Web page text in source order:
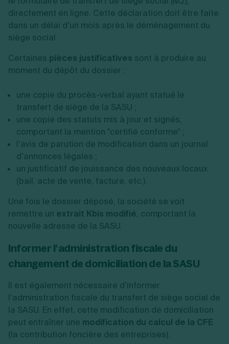
directement en ligne. Cette déclaration doit être faite
dans un délai d’un mois après le déménagement du
siège social.
Certaines pièces justificatives sont à produire au
moment du dépôt du dossier :
une copie du procès-verbal ayant statué le
transfert de siège de la SASU ;
une copie des statuts mis à jour et signés,
comportant la mention "certifié conforme" ;
l’avis de parution de modification dans un journal
d’annonces légales ;
un justificatif de jouissance des nouveaux locaux
(bail, acte de vente, facture, etc.).
Une fois le dossier déposé, la société se voit
remettre un extrait Kbis modifié, comportant la
nouvelle adresse de la SASU.
Informer l’administration fiscale du
changement de domiciliation de la SASU
Il est également nécessaire d’informer
l’administration fiscale du transfert de siège social de
la SASU. En effet, cette modification de domiciliation
peut entraîner une modification du calcul de la CFE
(la contribution foncière des entreprises).